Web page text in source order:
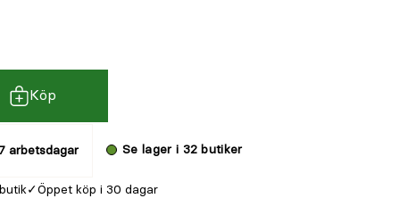
Köp
arbetsdagar Se lager i 32 butiker
Öppet köp i 30 dagar